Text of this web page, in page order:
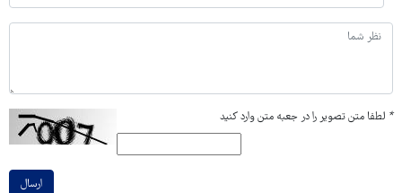
* لطفا متن تصویر را در جعبه متن وارد کنید
ارسال